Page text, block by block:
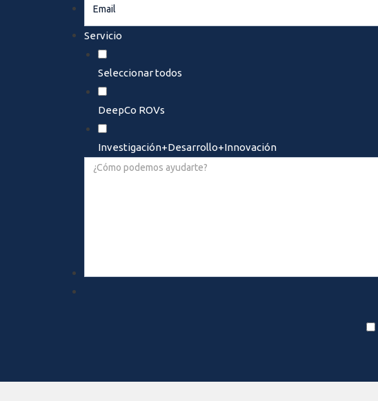
Servicio
Seleccionar todos
DeepCo ROVs
Investigación+Desarrollo+Innovación
¿Cómo